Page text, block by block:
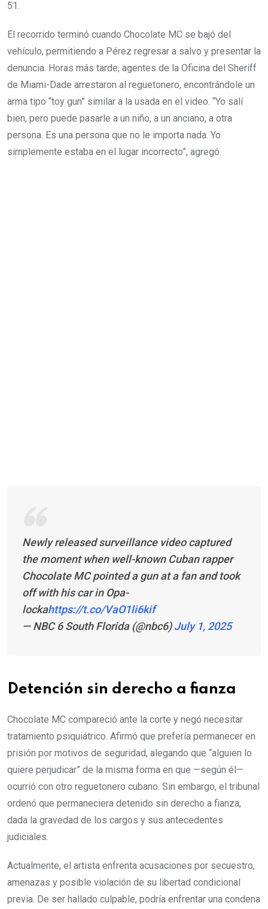
51.
El recorrido terminó cuando Chocolate MC se bajó del
vehículo, permitiendo a Pérez regresar a salvo y presentar la
denuncia. Horas más tarde, agentes de la Oficina del Sheriff
de Miami-Dade arrestaron al reguetonero, encontrándole un
arma tipo “toy gun” similar a la usada en el video. “Yo salí
bien, pero puede pasarle a un niño, a un anciano, a otra
persona. Es una persona que no le importa nada. Yo
simplemente estaba en el lugar incorrecto”, agregó.
Newly released surveillance video captured
the moment when well-known Cuban rapper
Chocolate MC pointed a gun at a fan and took
off with his car in Opa-
lockahttps://t.co/VaO1li6kif
— NBC 6 South Florida (@nbc6)July 1, 2025
Detención sin derecho a fianza
Chocolate MC compareció ante la corte y negó necesitar
tratamiento psiquiátrico. Afirmó que prefería permanecer en
prisión por motivos de seguridad, alegando que “alguien lo
quiere perjudicar” de la misma forma en que —según él—
ocurrió con otro reguetonero cubano. Sin embargo, el tribunal
ordenó que permaneciera detenido sin derecho a fianza,
dada la gravedad de los cargos y sus antecedentes
judiciales.
Actualmente, el artista enfrenta acusaciones por secuestro,
amenazas y posible violación de su libertad condicional
previa. De ser hallado culpable, podría enfrentar una condena